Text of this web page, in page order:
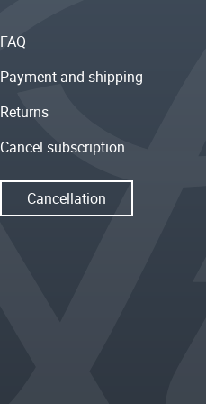
FAQ
Payment and shipping
Returns
Cancel subscription
Cancellation